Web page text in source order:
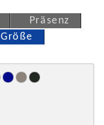
Präsenz
Größe